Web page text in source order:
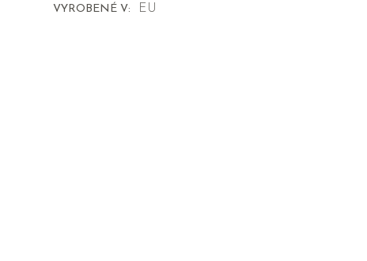
VYROBENÉ V: EU